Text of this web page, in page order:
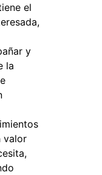
el
y
la
valor